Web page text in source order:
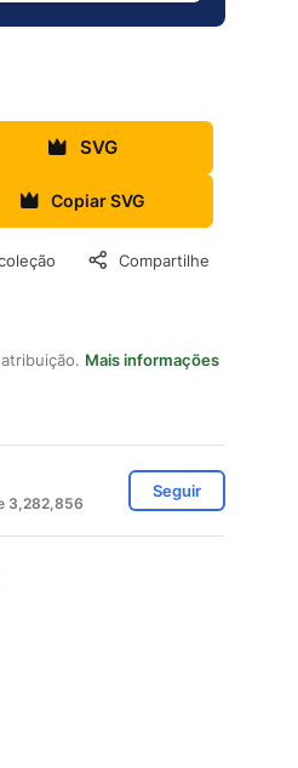
SVG
Copiar SVG
Compartilhe
Mais informações
3,282,856
Seguir